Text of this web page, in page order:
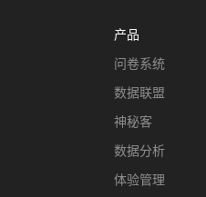
产品
问卷系统
数据联盟
神秘客
数据分析
体验管理